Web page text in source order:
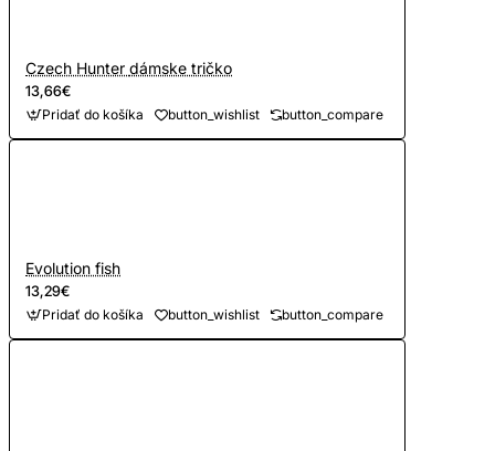
Czech Hunter dámske tričko
13,66€
Pridať do košíka button_wishlist button_compare
Evolution fish
13,29€
Pridať do košíka button_wishlist button_compare